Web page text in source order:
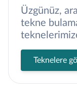
Üzgünüz,
tekne
Teknelere